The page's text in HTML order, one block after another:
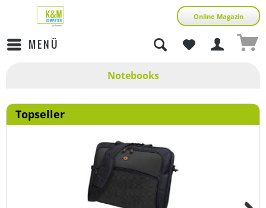
Online Magazin
MENÜ
Notebooks
Topseller